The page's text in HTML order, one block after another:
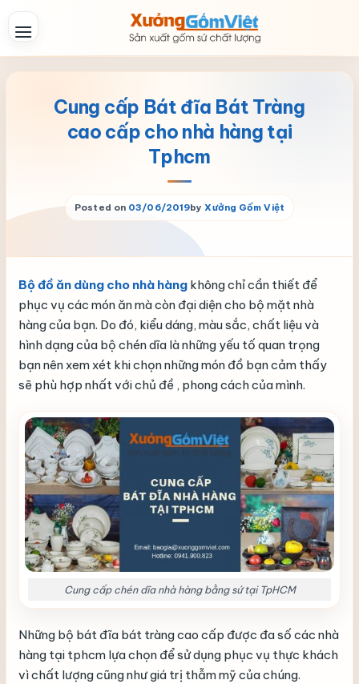
Cung cấp Bát đĩa Bát Tràng
cao cấp cho nhà hàng tại
Tphcm
Posted on 03/06/2019byXưởng Gốm Việt
Bộ đồ ăn dùng cho nhà hàng không chỉ cần thiết để
phục vụ các món ăn mà còn đại diện cho bộ mặt nhà
hàng của bạn. Do đó, kiểu dáng, màu sắc, chất liệu và
hình dạng của bộ chén dĩa là những yếu tố quan trọng
bạn nên xem xét khi chọn những món đồ bạn cảm thấy
sẽ phù hợp nhất với chủ đề , phong cách của mình.
Cung cấp chén dĩa nhà hàng bằng sứ tại TpHCM
Những bộ bát đĩa bát tràng cao cấp được đa số các nhà
hàng tại tphcm lựa chọn để sử dụng phục vụ thực khách
vì chất lượng cũng như giá trị thẫm mỹ của chúng.